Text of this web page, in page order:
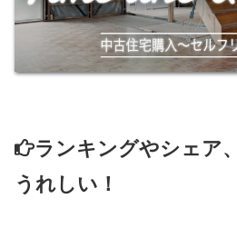
ランキングやシェア
うれしい！